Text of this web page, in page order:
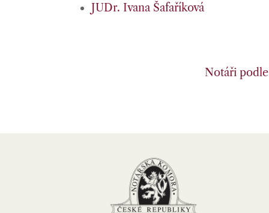
JUDr. Ivana Šafaříková
Notáři